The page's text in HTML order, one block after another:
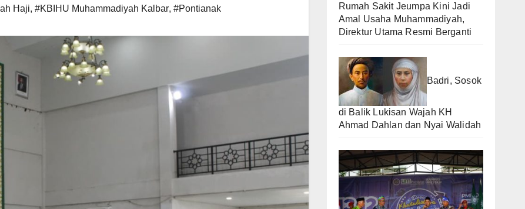
Haji, #KBIHU Muhammadiyah Kalbar, #Pontianak
Rumah Sakit Jeumpa Kini Jadi
Amal Usaha Muhammadiyah,
Direktur Utama Resmi Berganti
Badri, Sosok
di Balik Lukisan Wajah KH
Ahmad Dahlan dan Nyai Walidah